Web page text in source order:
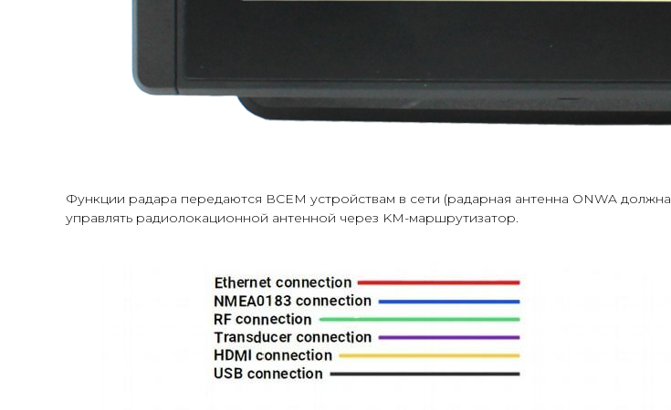
Функции радара передаются ВСЕМ устройствам в сети (радарная антенна ONWA
управлять радиолокационной антенной через KM-маршрутизатор.